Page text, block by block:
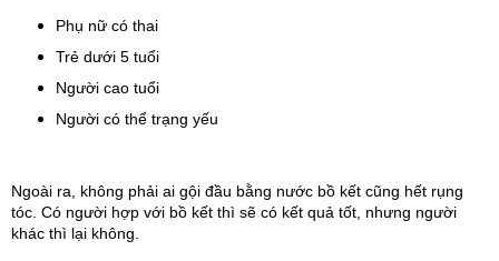
Phụ nữ có thai
Trẻ dưới 5 tuổi
Người cao tuổi
Người có thể trạng yếu
Ngoài ra, không phải ai gội đầu bằng nước bồ kết cũng hết rụng
tóc. Có người hợp với bồ kết thì sẽ có kết quả tốt, nhưng người
khác thì lại không.